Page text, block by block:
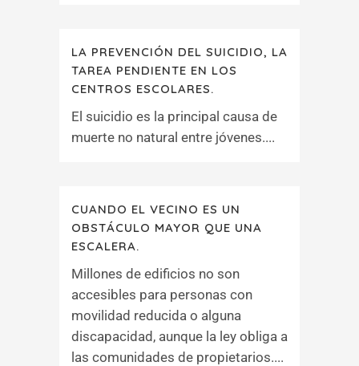
LA PREVENCIÓN DEL SUICIDIO, LA
TAREA PENDIENTE EN LOS
CENTROS ESCOLARES.
El suicidio es la principal causa de
muerte no natural entre jóvenes....
CUANDO EL VECINO ES UN
OBSTÁCULO MAYOR QUE UNA
ESCALERA.
Millones de edificios no son
accesibles para personas con
movilidad reducida o alguna
discapacidad, aunque la ley obliga a
las comunidades de propietarios....